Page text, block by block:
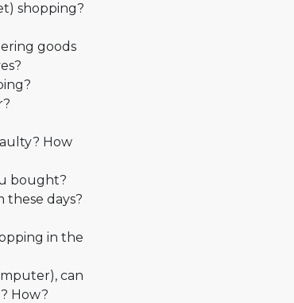
shopping?
goods
How
bought?
these days?
in the
can
How?